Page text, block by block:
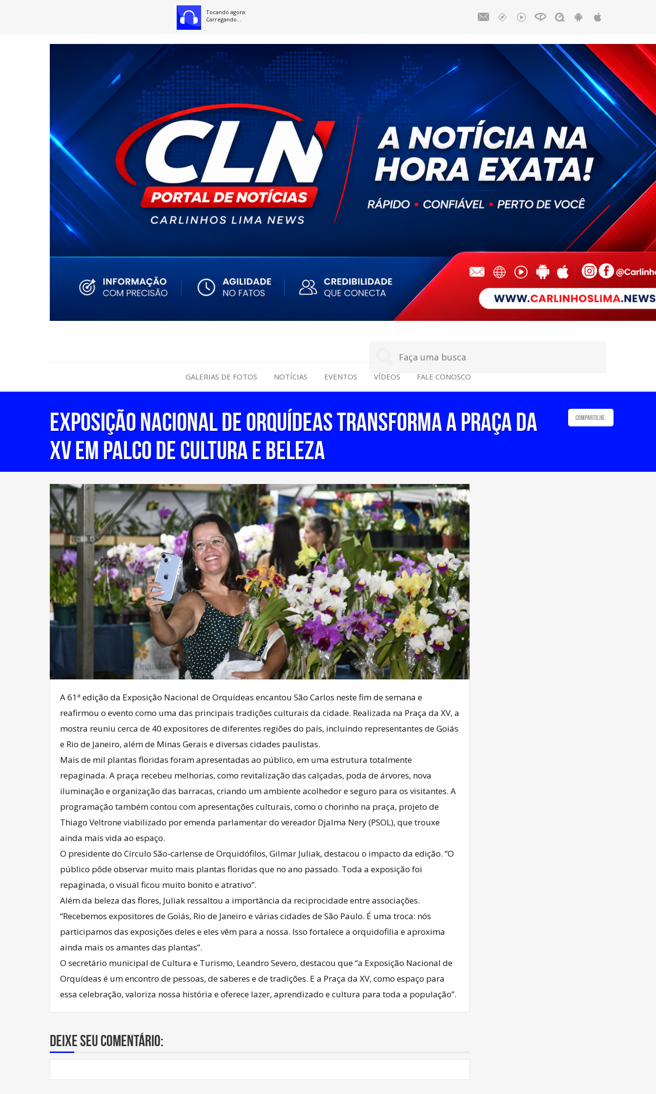
Tocando agora:
Carregando...
GALERIAS DE FOTOS NOTÍCIAS EVENTOS VÍDEOS FALE CONOSCO
EXPOSIÇÃO NACIONAL DE ORQUÍDEAS TRANSFORMA A PRAÇA DA
XV EM PALCO DE CULTURA E BELEZA
Compartilhe:
A 61ª edição da Exposição Nacional de Orquídeas encantou São Carlos neste fim de semana e
reafirmou o evento como uma das principais tradições culturais da cidade. Realizada na Praça da XV, a
mostra reuniu cerca de 40 expositores de diferentes regiões do país, incluindo representantes de Goiás
e Rio de Janeiro, além de Minas Gerais e diversas cidades paulistas.
Mais de mil plantas floridas foram apresentadas ao público, em uma estrutura totalmente
repaginada. A praça recebeu melhorias, como revitalização das calçadas, poda de árvores, nova
iluminação e organização das barracas, criando um ambiente acolhedor e seguro para os visitantes. A
programação também contou com apresentações culturais, como o chorinho na praça, projeto de
Thiago Veltrone viabilizado por emenda parlamentar do vereador Djalma Nery (PSOL), que trouxe
ainda mais vida ao espaço.
O presidente do Círculo São-carlense de Orquidófilos, Gilmar Juliak, destacou o impacto da edição. “O
público pôde observar muito mais plantas floridas que no ano passado. Toda a exposição foi
repaginada, o visual ficou muito bonito e atrativo”.
Além da beleza das flores, Juliak ressaltou a importância da reciprocidade entre associações.
“Recebemos expositores de Goiás, Rio de Janeiro e várias cidades de São Paulo. É uma troca: nós
participamos das exposições deles e eles vêm para a nossa. Isso fortalece a orquidofilia e aproxima
ainda mais os amantes das plantas”.
O secretário municipal de Cultura e Turismo, Leandro Severo, destacou que “a Exposição Nacional de
Orquídeas é um encontro de pessoas, de saberes e de tradições. E a Praça da XV, como espaço para
essa celebração, valoriza nossa história e oferece lazer, aprendizado e cultura para toda a população”.
Deixe seu comentário: